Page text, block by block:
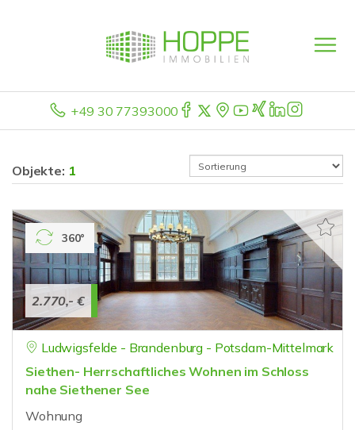
+49 30 77393000
Objekte: 1
2.770,- €
360°
Ludwigsfelde - Brandenburg - Potsdam-Mittelmark
Siethen- Herrschaftliches Wohnen im Schloss
nahe Siethener See
Wohnung